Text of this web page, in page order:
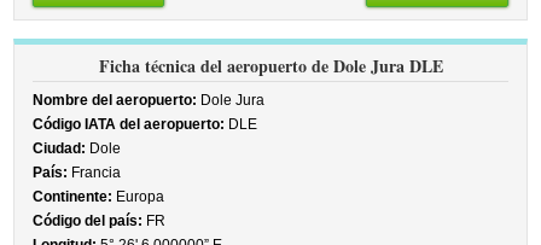
Ficha técnica del aeropuerto de Dole Jura DLE
Nombre del aeropuerto: Dole Jura
Código IATA del aeropuerto: DLE
Ciudad: Dole
País: Francia
Continente: Europa
Código del país: FR